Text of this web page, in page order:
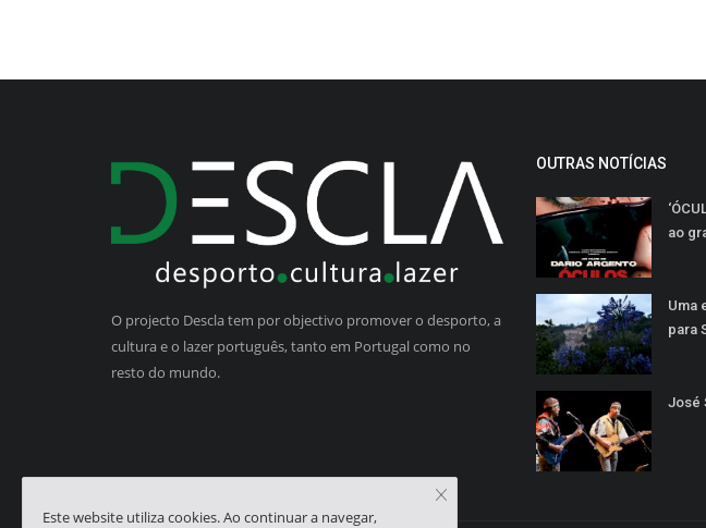
O projecto Descla tem por objectivo promover o desporto, a
cultura e o lazer português, tanto em Portugal como no
resto do mundo.
OUTRAS NOTÍCIAS
ao
Uma
para
José
Este website utiliza cookies. Ao continuar a navegar,